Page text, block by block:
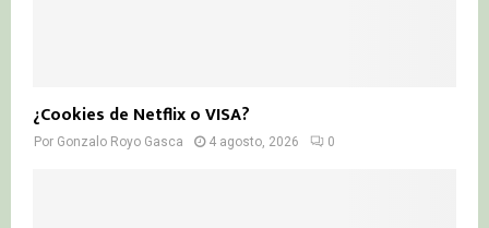
¿Cookies de Netflix o VISA?
Por Gonzalo Royo Gasca 4 agosto, 2026 0